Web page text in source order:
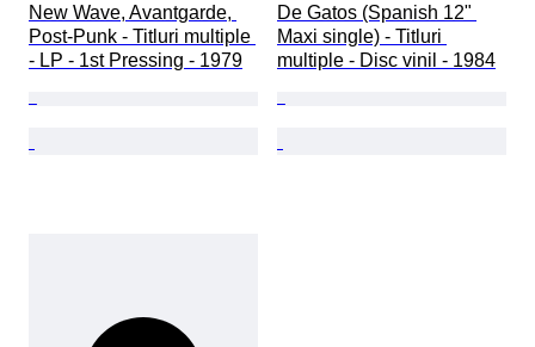
New Wave, Avantgarde,
Post-Punk - Titluri multiple
- LP - 1st Pressing - 1979
De Gatos (Spanish 12"
Maxi single) - Titluri
multiple - Disc vinil - 1984